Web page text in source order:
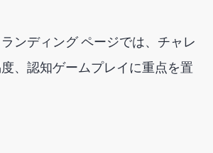
ランディング ページでは、チャレ
、認知ゲームプレイに重点を置